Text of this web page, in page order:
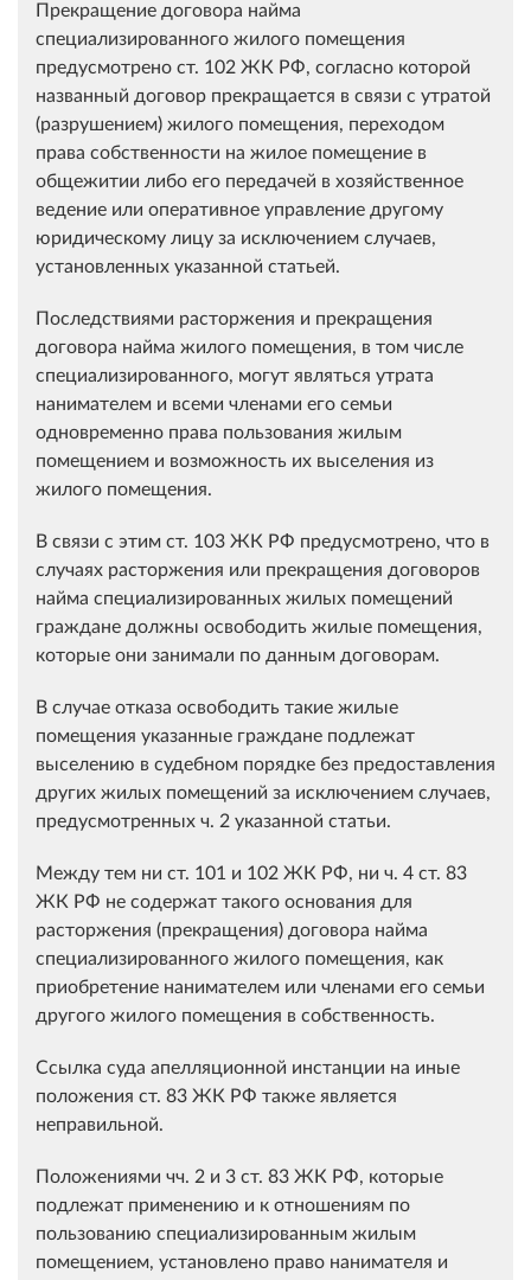
Прекращение договора найма
специализированного жилого помещения
предусмотрено ст. 102 ЖК РФ, согласно которой
названный договор прекращается в связи с утратой
(разрушением) жилого помещения, переходом
права собственности на жилое помещение в
общежитии либо его передачей в хозяйственное
ведение или оперативное управление другому
юридическому лицу за исключением случаев,
установленных указанной статьей.
Последствиями расторжения и прекращения
договора найма жилого помещения, в том числе
специализированного, могут являться утрата
нанимателем и всеми членами его семьи
одновременно права пользования жилым
помещением и возможность их выселения из
жилого помещения.
В связи с этим ст. 103 ЖК РФ предусмотрено, что в
случаях расторжения или прекращения договоров
найма специализированных жилых помещений
граждане должны освободить жилые помещения,
которые они занимали по данным договорам.
В случае отказа освободить такие жилые
помещения указанные граждане подлежат
выселению в судебном порядке без предоставления
других жилых помещений за исключением случаев,
предусмотренных ч. 2 указанной статьи.
Между тем ни ст. 101 и 102 ЖК РФ, ни ч. 4 ст. 83
ЖК РФ не содержат такого основания для
расторжения (прекращения) договора найма
специализированного жилого помещения, как
приобретение нанимателем или членами его семьи
другого жилого помещения в собственность.
Ссылка суда апелляционной инстанции на иные
положения ст. 83 ЖК РФ также является
неправильной.
Положениями чч. 2 и 3 ст. 83 ЖК РФ, которые
подлежат применению и к отношениям по
пользованию специализированным жилым
помещением, установлено право нанимателя и